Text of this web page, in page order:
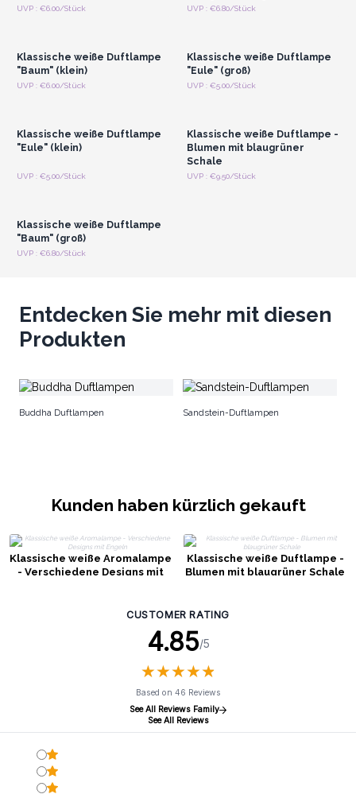
UVP : €6.00/Stück UVP : €6.80/Stück
Anmelden oder
Klassische weiße Duftlampe
"Baum" (klein)
UVP : €6.00/Stück
Anmelden oder
Klassische weiße Duftlampe
"Eule" (groß)
UVP : €5.00/Stück
Anmelden oder
Klassische weiße Duftlampe
"Eule" (klein)
UVP : €5.00/Stück
Anmelden oder
Klassische weiße Duftlampe -
Blumen mit blaugrüner
Schale
UVP : €9.50/Stück
Anmelden oder
Klassische weiße Duftlampe
"Baum" (groß)
UVP : €6.80/Stück
Entdecken Sie mehr mit diesen
Produkten
Buddha Duftlampen Sandstein-Duftlampen
Kunden haben kürzlich gekauft
Klassische weiße Aromalampe
- Verschiedene Designs mit
Klassische weiße Duftlampe -
Blumen mit blaugrüner Schale
CUSTOMER RATING
4.85/5
★★★★★
★★★★★
Based on 46 Reviews
See All Reviews Family
See All Reviews